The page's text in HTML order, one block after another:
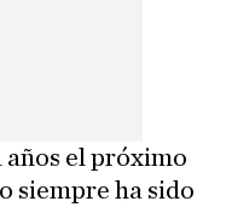
años el próximo
siempre ha sido